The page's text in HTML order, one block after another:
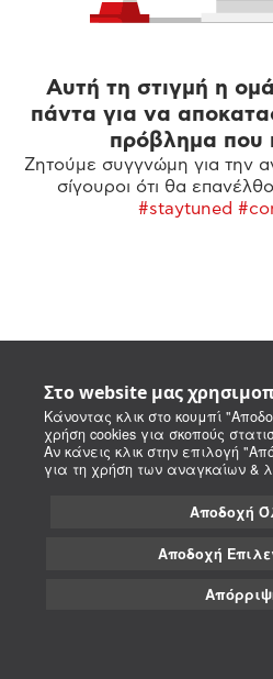
Στο website μας
Κάνοντας κλικ στο κουμπί
χρήση cookies για σκοπούς
Αν κάνεις κλικ στην επιλογή
για τη χρήση των αναγκαίων &
Αποδοχή
Αποδοχή
Αυτή τη στιγμή η
πάντα για να
πρόβλημα που
Ζητούμε συγγνώμη για την
σίγουροι ότι θα
#staytuned